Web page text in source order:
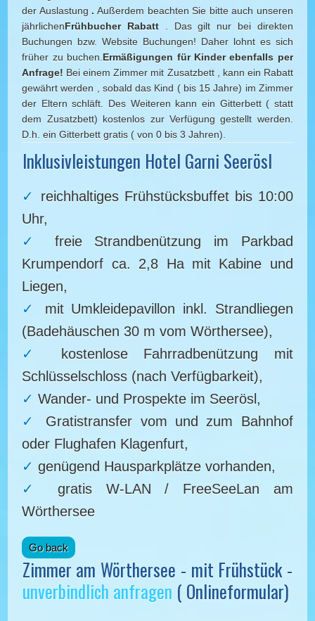
der Auslastung . Außerdem beachten Sie bitte auch unseren
jährlichenFrühbucher Rabatt . Das gilt nur bei direkten
Buchungen bzw. Website Buchungen! Daher lohnt es sich
früher zu buchen.Ermäßigungen für Kinder ebenfalls per
Anfrage! Bei einem Zimmer mit Zusatzbett , kann ein Rabatt
gewährt werden , sobald das Kind ( bis 15 Jahre) im Zimmer
der Eltern schläft. Des Weiteren kann ein Gitterbett ( statt
dem Zusatzbett) kostenlos zur Verfügung gestellt werden.
D.h. ein Gitterbett gratis ( von 0 bis 3 Jahren).
Inklusivleistungen Hotel Garni Seerösl
reichhaltiges Frühstücksbuffet bis 10:00
Uhr,
freie Strandbenützung im Parkbad
Krumpendorf ca. 2,8 Ha mit Kabine und
Liegen,
mit Umkleidepavillon inkl. Strandliegen
(Badehäuschen 30 m vom Wörthersee),
kostenlose Fahrradbenützung mit
Schlüsselschloss (nach Verfügbarkeit),
Wander- und Prospekte im Seerösl,
Gratistransfer vom und zum Bahnhof
oder Flughafen Klagenfurt,
genügend Hausparkplätze vorhanden,
gratis W-LAN / FreeSeeLan am
Wörthersee
Zimmer am Wörthersee - mit Frühstück -
unverbindlich anfragen ( Onlineformular)